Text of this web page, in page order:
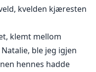
kvelden kjæresten
klemt mellom
ble jeg igjen
hennes hadde